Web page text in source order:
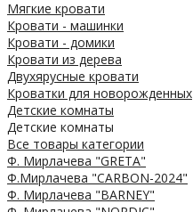
Мягкие кровати
Кровати - машинки
Кровати - домики
Кровати из дерева
Двухярусные кровати
Кроватки для новорожденных
Детские комнаты
Детские комнаты
Все товары категории
Ф. Мирлачева "GRETA"
Ф.Мирлачева "CARBON-2024"
Ф. Мирлачева "BARNEY"